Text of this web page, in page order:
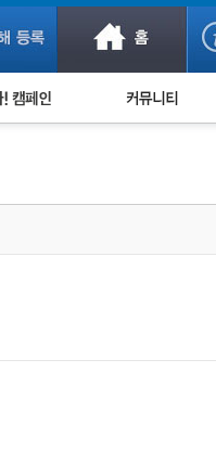
사기 예방했어요!